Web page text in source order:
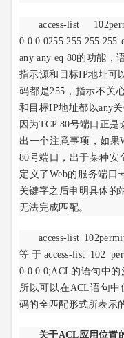
access-list
any any eq 80的功能，
指示源和目标IP地址可
码都是255，指示不关
和目标IP地址都以any
因为TCP 80号端口正
出一个注意事项，如果
80号端口，出于某种安
定义了Web的服务端口
关键字之后申明具体的
无法完成匹配。
access-list
等于access-list 102
0.0.0.0;ACL的语句中
所以可以在ACL语句中
码的全匹配形式所表示
关于ACL应用位置